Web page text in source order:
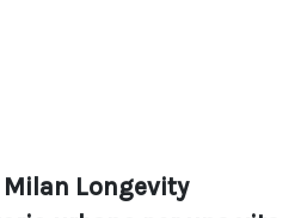
Milan Longevity